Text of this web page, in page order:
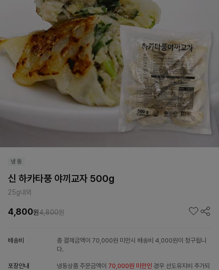
신 하카타풍 야끼교자 500g
25g내외
4,800원4,800원
배송비
총 결제금액이 70,000원 미만시 배송비 4,000원이 청구됩니
다.
포장안내 냉동상품 주문금액이 70,000원 미만인 경우 선도유지비 추가되